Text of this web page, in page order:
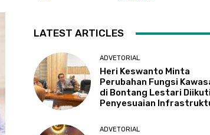
LATEST ARTICLES
ADVETORIAL
Heri Keswanto Minta
Perubahan Fungsi
di Bontang Lestari Diikuti
Penyesuaian
ADVETORIAL